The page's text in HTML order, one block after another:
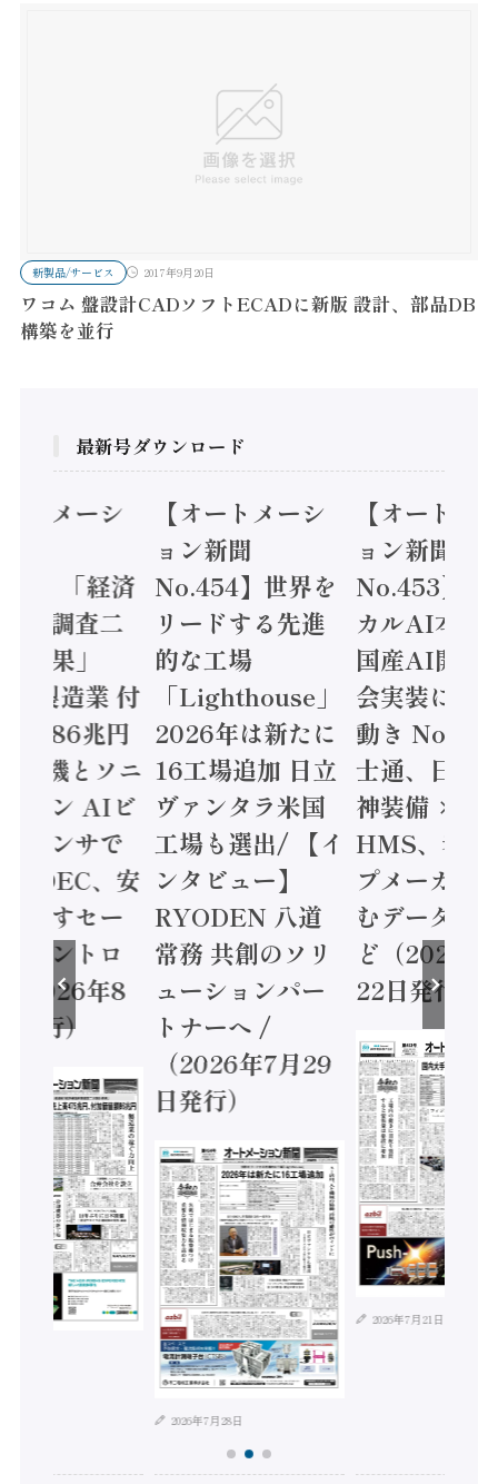
新製品/サービス 2017年9月20日
ワコム 盤設計CADソフトECADに新版 設計、部品DB
構築を並行
最新号ダウンロード
トメーシ
】「経済
態調査二
結果」
年製造業 付
額86兆円
電機とソニ
コン AIビ
センサで
/ IDEC、安
かすセー
コントロ
2026年8
発行）
【オートメーシ
ョン新聞
No.454】世界を
リードする先進
的な工場
「Lighthouse」
2026年は新たに
16工場追加 日立
ヴァンタラ米国
工場も選出/ 【イ
ンタビュー】
RYODEN 八道
常務 共創のソリ
ューションパー
トナーへ /
（2026年7月29
日発行）
2026年7月28日
【オートメ
ョン新聞
No.453】フ
カルAI本格
国産AI開発
会実装に活
動き
士通、日立
神装備 ×
HMS、老舗
プメーカー
むデータ活
ど（2026年
22日発行）
2026年7月21日